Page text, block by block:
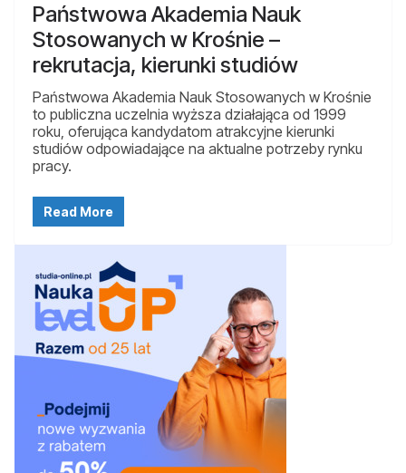
Państwowa Akademia Nauk
Stosowanych w Krośnie –
rekrutacja, kierunki studiów
Państwowa Akademia Nauk Stosowanych w Krośnie
to publiczna uczelnia wyższa działająca od 1999
roku, oferująca kandydatom atrakcyjne kierunki
studiów odpowiadające na aktualne potrzeby rynku
pracy.
Read More